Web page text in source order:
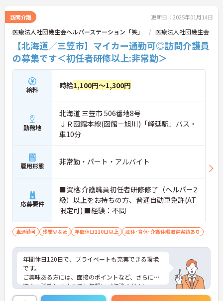
訪問介護 更新日：2025年01月14日
医療法人社団幾生会ヘルパーステーション「笑」 医療法人社団幾生会
【北海道／三笠市】マイカー通勤可◎訪問介護員
の募集です＜初任者研修以上:非常勤＞
給料 時給1,100円～1,300円
勤務地
北海道 三笠市 506番地8号
ＪＲ函館本線(函館－旭川)「峰延駅」バス・
車10分
雇用形態 非常勤・パート・アルバイト
応募要件
■資格:介護職員初任者研修修了（ヘルパー2
級）以上をお持ちの方、普通自動車免許(AT
限定可) ■経験：不問
車通勤可 残業少なめ 年間休日110日以上 産休･育休･介護休暇取得実績あり
年間休日120日で、プライベートも充実できる環境
です。
ご興味ある方には、面接のポイントなど、さらに詳
細をお話致しますのでお気軽にご相談ください。